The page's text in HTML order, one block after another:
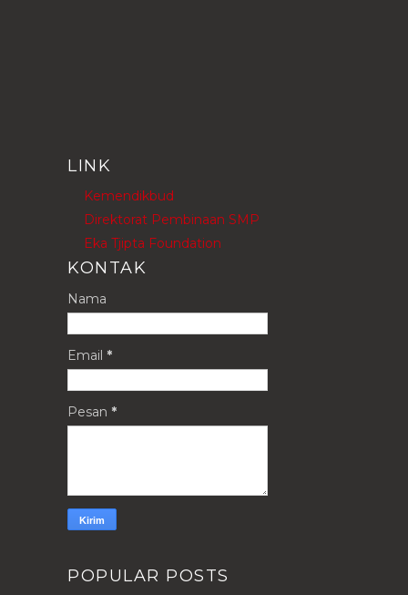
LINK
Kemendikbud
Direktorat Pembinaan SMP
Eka Tjipta Foundation
KONTAK
Nama
Email *
Pesan *
POPULAR POSTS